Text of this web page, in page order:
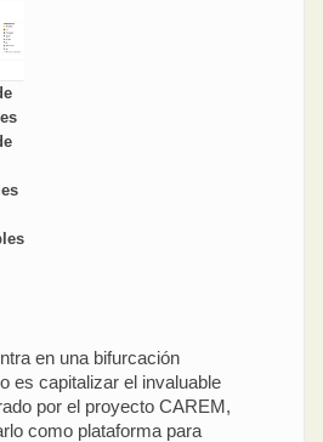
en una bifurcación
es capitalizar el invaluable
por el proyecto CAREM,
como plataforma para